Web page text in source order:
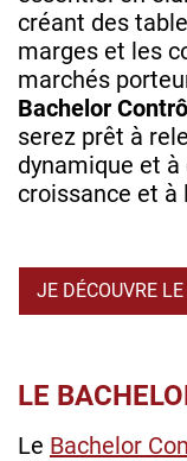
créant des
marges et les
marchés
Bachelor
serez prêt à
dynamique et
croissance et
JE DÉCOUVRE
LE
Le Bachelor